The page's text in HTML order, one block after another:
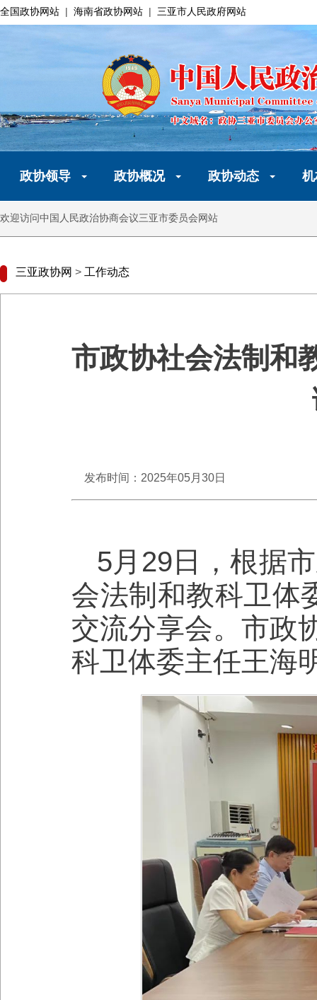
全国政协网站 | 海南省政协网站 | 三亚市人民政府网站
政协领导 政协概况 政协动态
欢迎访问中国人民政治协商会议三亚市委员会网站
三亚政协网 > 工作动态
市政协社会法制和
发布时间：2025年05月30日
5月29日，根据
会法制和教科卫体
交流分享会。市政
科卫体委主任王海